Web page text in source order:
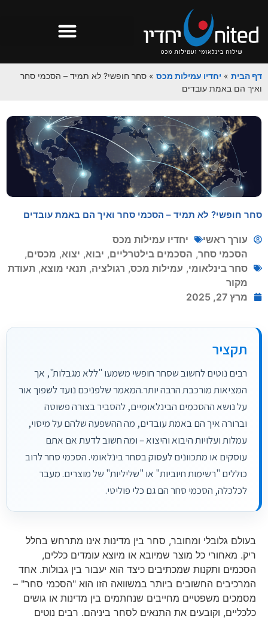
דף הבית » יחדיו עמילות מכס » סחר חופשי? לא תמיד – הסכמי סחר
ואיך הם באמת עובדים
סחר חופשי? לא תמיד – הסכמי סחר ואיך הם באמת עובדים
עורך ראשי
יחדיו עמילות מכס
הסכמי סחר, הסכמים בילטרליים, יבוא, יצוא, מכסים,
סחר בינלאומי, עמילות מכס, רגולציה, תנאי מוצא, תעודת
מקור
מרץ 27, 2025
תקציר
רבים נוטים לחשוב שסחר חופשי משמעו "ללא מגבלות", אך
המציאות מורכבת הרבה יותר.המאמר שלפניכם נועד לשפוך אור
על נושא ההסכמים הבינלאומיים, להסביר בצורה פשוטה
וברורה איך הם באמת עובדים, מה ההשפעה שלהם על מיסוי,
עמלות ועלויות היבוא והיצוא – ומה חשוב לדעת אם אתם
עוסקים או מתכוונים לעסוק בסחר בינלאומי. הסכמי סחר לרוב
כוללים "רשימות חיוביות" או "שליליות" של מוצרים. מעבר
לכלכלה, הסכמי סחר הם גם כלי פוליטי.
בעולם גלובלי ומחובר, סחר בין מדינות אינו מתרחש בחלל
ריק. מאחורי כל מוצר שמיובא או מיוצא עומדים כללים,
הסכמים ותקנות שמכתיבים כיצד הוא יעבור בין גבולות. אחד
המרכיבים החשובים ביותר במשוואה הזו הוא "הסכמי סחר" –
מסמכים משפטיים מחייבים שנחתמים בין מדינות או גושים
כלכליים, וקובעים את התנאים לסחר ביניהם. רבים נוטים